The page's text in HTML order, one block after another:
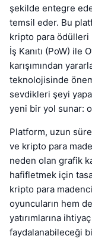
şekilde entegre
temsil eder. Bu
kripto para ödülleri
İş Kanıtı (PoW) ile
karışımından
teknolojisinde
sevdikleri şeyi
yeni bir yol sunar:
Platform, uzun
ve kripto para
neden olan grafik
hafifletmek için
kripto para
oyuncuların hem
yatırımlarına
faydalanabileceği